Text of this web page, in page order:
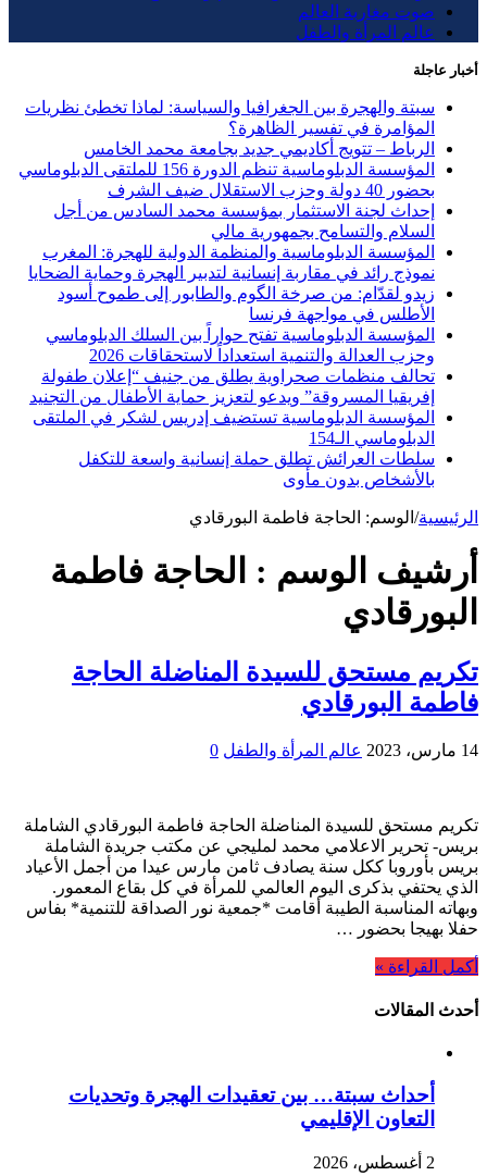
صوت مغاربة العالم
عالم المرأة والطفل
أخبار عاجلة
سبتة والهجرة بين الجغرافيا والسياسة: لماذا تخطئ نظريات
المؤامرة في تفسير الظاهرة؟
الرباط – تتويج أكاديمي جديد بجامعة محمد الخامس
المؤسسة الدبلوماسية تنظم الدورة 156 للملتقى الدبلوماسي
بحضور 40 دولة وحزب الاستقلال ضيف الشرف
إحداث لجنة الاستثمار بمؤسسة محمد السادس من أجل
السلام والتسامح بجمهورية مالي
المؤسسة الدبلوماسية والمنظمة الدولية للهجرة: المغرب
نموذج رائد في مقاربة إنسانية لتدبير الهجرة وحماية الضحايا
زيدو لقدّام: من صرخة الگوم والطابور إلى طموح أسود
الأطلس في مواجهة فرنسا
المؤسسة الدبلوماسية تفتح حواراً بين السلك الدبلوماسي
وحزب العدالة والتنمية استعداداً لاستحقاقات 2026
تحالف منظمات صحراوية يطلق من جنيف “إعلان طفولة
إفريقيا المسروقة” ويدعو لتعزيز حماية الأطفال من التجنيد
المؤسسة الدبلوماسية تستضيف إدريس لشكر في الملتقى
الدبلوماسي الـ154
سلطات العرائش تطلق حملة إنسانية واسعة للتكفل
بالأشخاص بدون مأوى
الرئيسية/ الوسم: الحاجة فاطمة البورقادي
أرشيف الوسم : الحاجة فاطمة
البورقادي
تكريم مستحق للسيدة المناضلة الحاجة
فاطمة البورقادي
14 مارس، 2023 عالم المرأة والطفل 0
تكريم مستحق للسيدة المناضلة الحاجة فاطمة البورقادي الشاملة
بريس- تحرير الاعلامي محمد لمليجي عن مكتب جريدة الشاملة
بريس بأوروبا ككل سنة يصادف ثامن مارس عيدا من أجمل الأعياد
الذي يحتفي بذكرى اليوم العالمي للمرأة في كل بقاع المعمور.
وبهاته المناسبة الطيبة أقامت *جمعية نور الصداقة للتنمية* بفاس
حفلا بهيجا بحضور …
أكمل القراءة »
أحدث المقالات
أحداث سبتة… بين تعقيدات الهجرة وتحديات
التعاون الإقليمي
2 أغسطس، 2026